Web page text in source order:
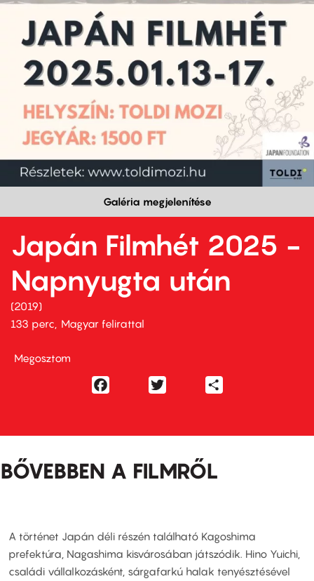
Galéria megjelenítése
Japán Filmhét 2025 -
Napnyugta után
2019
133 perc,
Magyar felirattal
Megosztom
Facebook
BŐVEBBEN A FILMRŐL
A történet Japán déli részén található Kagoshima
prefektúra, Nagashima kisvárosában játszódik. Hino Yuichi,
családi vállalkozásként, sárgafarkú halak tenyésztésével